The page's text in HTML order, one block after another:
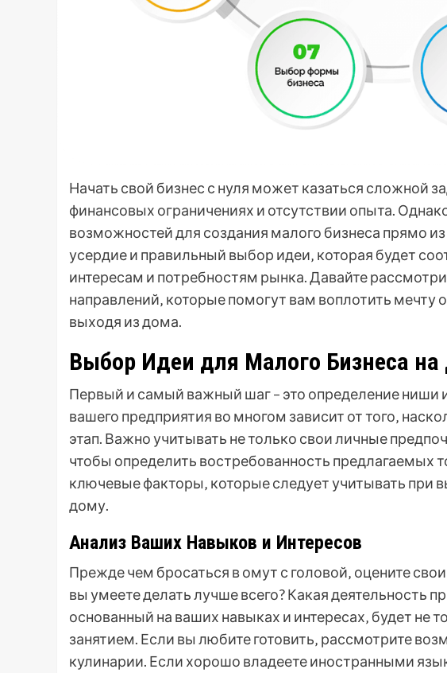
Начать свой бизнес с нуля может казаться сложной
финансовых ограничениях и отсутствии опыта.
возможностей для создания малого бизнеса прямо
усердие и правильный выбор идеи‚ которая будет
интересам и потребностям рынка. Давайте
направлений‚ которые помогут вам воплотить мечту
выходя из дома.
Выбор Идеи для Малого Бизнеса
Первый и самый важный шаг – это определение ниши
вашего предприятия во многом зависит от того‚
этап. Важно учитывать не только свои личные
чтобы определить востребованность предлагаемых
ключевые факторы‚ которые следует учитывать при
дому.
Анализ Ваших Навыков и Интересов
Прежде чем бросаться в омут с головой‚ оцените
вы умеете делать лучше всего? Какая деятельность
основанный на ваших навыках и интересах‚ будет не
занятием. Если вы любите готовить‚ рассмотрите
кулинарии. Если хорошо владеете иностранными